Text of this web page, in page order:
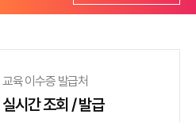
교육 이수증 발급처
실시간 조회 / 발급